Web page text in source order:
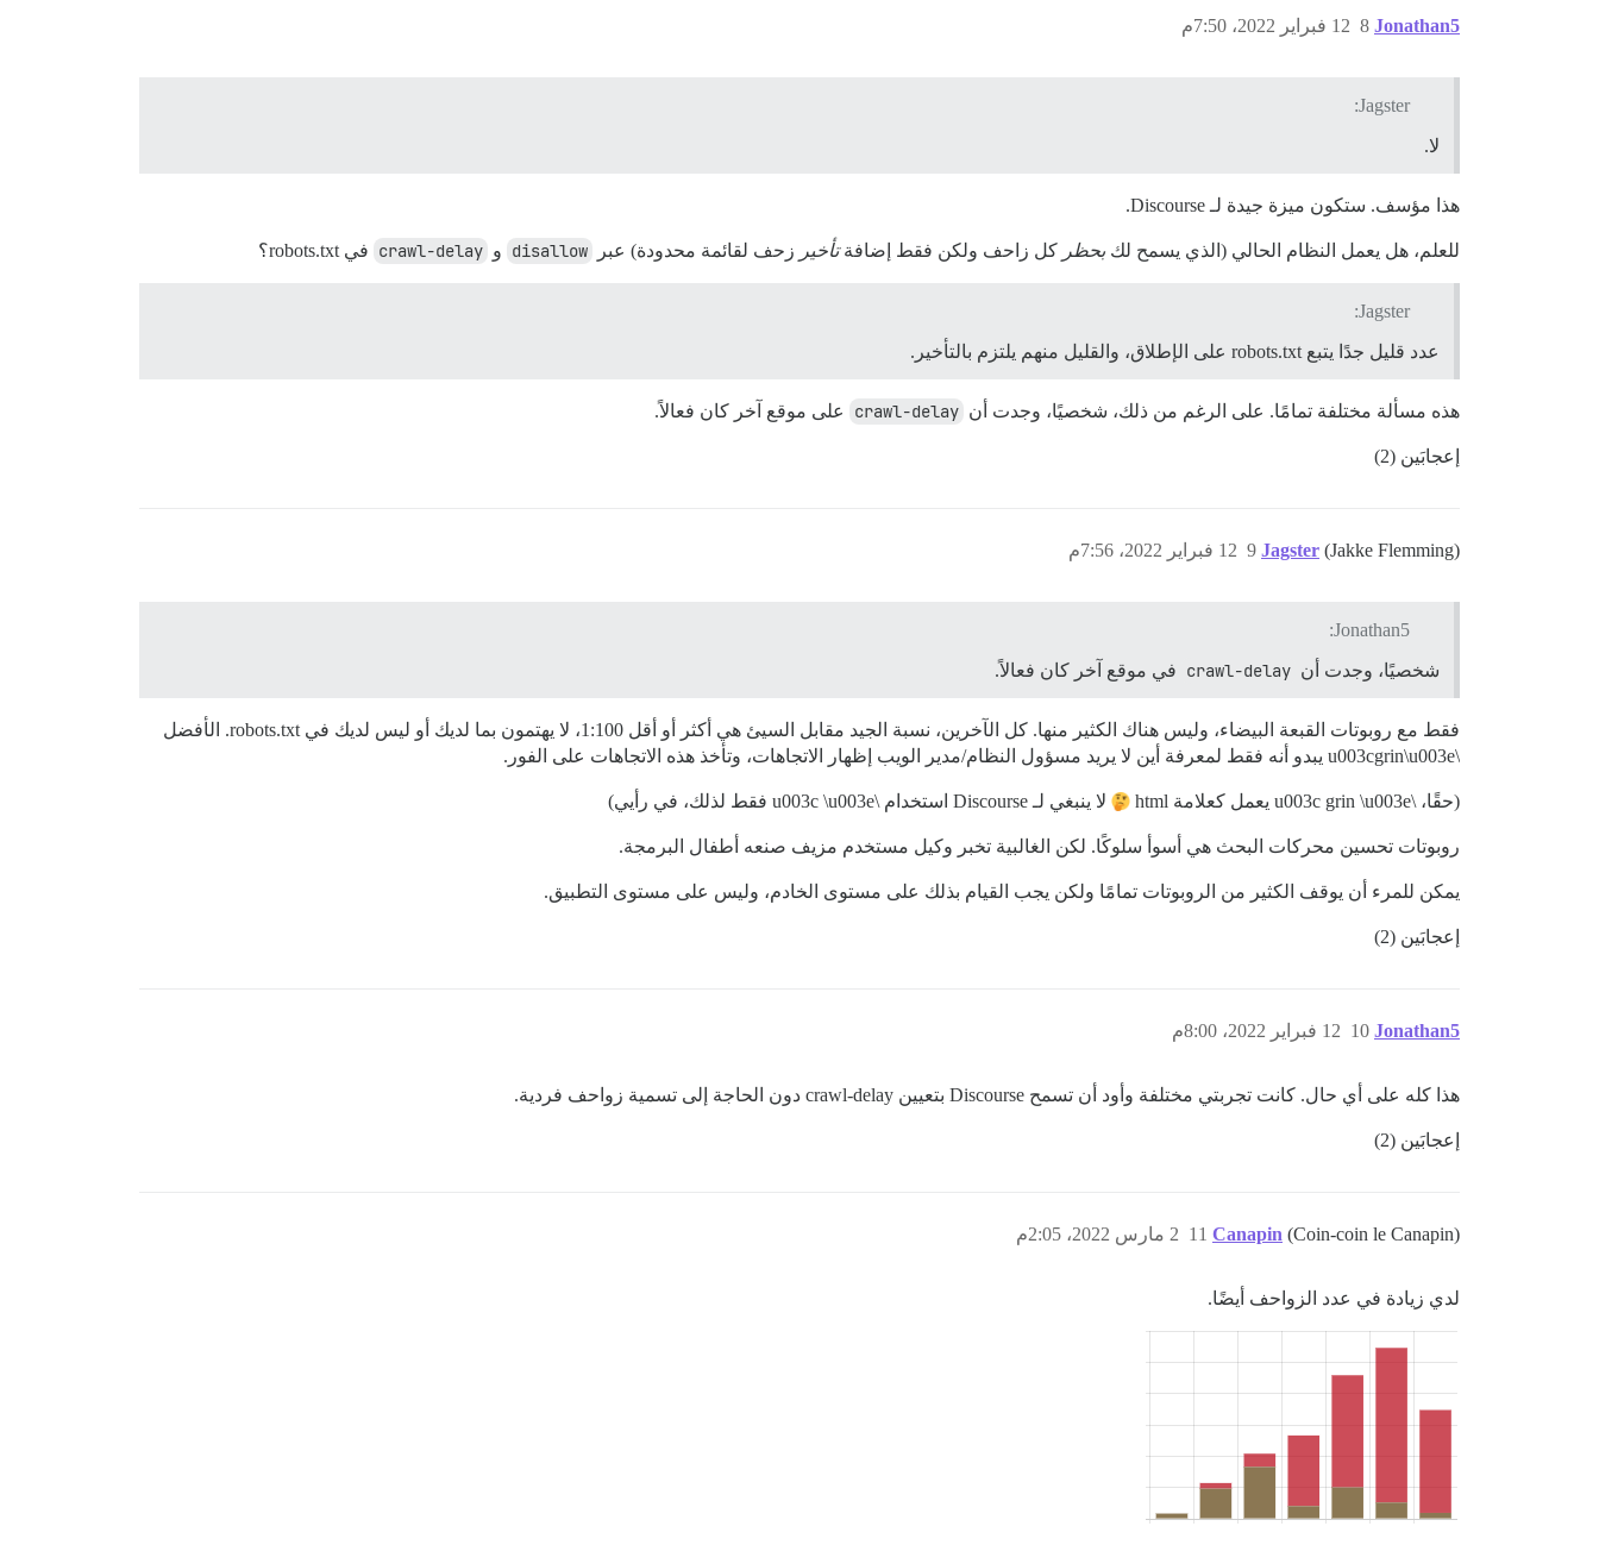
Jonathan5 12 فبراير 2022، 7:50م 8
Jagster:
لا.
هذا مؤسف. ستكون ميزة جيدة لـ Discourse.
للعلم، هل يعمل النظام الحالي (الذي يسمح لك بحظر كل زاحف ولكن فقط إضافةتأخير زحف لقائمة محدودة) عبر disallow و crawl-delay في robots.txt؟
Jagster:
عدد قليل جدًا يتبع robots.txt على الإطلاق، والقليل منهم يلتزم بالتأخير.
هذه مسألة مختلفة تمامًا. على الرغم من ذلك، شخصيًا، وجدت أن crawl-delay على موقع آخر كان فعالاً.
إعجابَين (2)
Jagster (Jakke Flemming) 12 فبراير 2022، 7:56م 9
Jonathan5:
شخصيًا، وجدت أن crawl-delay في موقع آخر كان فعالاً.
فقط مع روبوتات القبعة البيضاء، وليس هناك الكثير منها. كل الآخرين، نسبة الجيد مقابل السيئ هي أكثر أو أقل 1:100، لا يهتمون بما لديك أو ليس لديك في robots.txt. الأفضل
\u003cgrin\u003e يبدو أنه فقط لمعرفة أين لا يريد مسؤول النظام/مدير الويب إظهار الاتجاهات، وتأخذ هذه الاتجاهات على الفور.
(حقًا، \u003c grin \u003e يعمل كعلامة html لا ينبغي لـ Discourse استخدام \u003c \u003e فقط لذلك، في رأيي)
روبوتات تحسين محركات البحث هي أسوأ سلوكًا. لكن الغالبية تخبر وكيل مستخدم مزيف صنعه أطفال البرمجة.
يمكن للمرء أن يوقف الكثير من الروبوتات تمامًا ولكن يجب القيام بذلك على مستوى الخادم، وليس على مستوى التطبيق.
إعجابَين (2)
Jonathan5 12 فبراير 2022، 8:00م 10
هذا كله على أي حال. كانت تجربتي مختلفة وأود أن تسمح Discourse بتعيين crawl-delay دون الحاجة إلى تسمية زواحف فردية.
إعجابَين (2)
Canapin (Coin-coin le Canapin) 2 مارس 2022، 2:05م 11
لدي زيادة في عدد الزواحف أيضًا.